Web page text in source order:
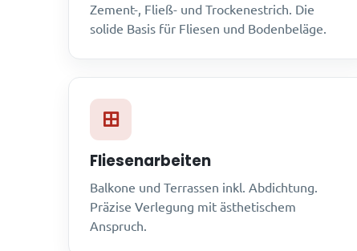
Zement-, Fließ- und Trockenestrich. Die
solide Basis für Fliesen und Bodenbeläge.
Fliesenarbeiten
Balkone und Terrassen inkl. Abdichtung.
Präzise Verlegung mit ästhetischem
Anspruch.